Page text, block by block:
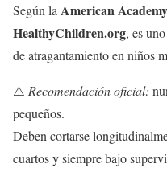
Según laAmerican
HealthyChildren.org, es
de atragantamiento en niños
⚠️ Recomendación oficial:
pequeños.
Deben cortarse
cuartos y siempre bajo